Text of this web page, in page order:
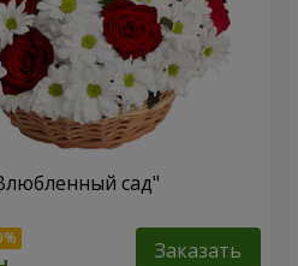
сад"
Заказать